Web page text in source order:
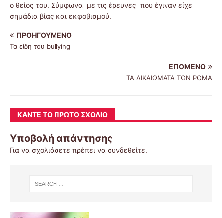
ο θείος του. Σύμφωνα με τις έρευνες που έγιναν είχε
σημάδια βίας και εκφοβισμού.
ΠΡΟΗΓΟΎΜΕΝΟ
Τα είδη του bullying
ΕΠΌΜΕΝΟ
ΤΑ ΔΙΚΑΙΩΜΑΤΑ ΤΩΝ ΡΟΜΑ
ΚΆΝΤΕ ΤΟ ΠΡΏΤΟ ΣΧΌΛΙΟ
Υποβολή απάντησης
Για να σχολιάσετε πρέπει να συνδεθείτε.